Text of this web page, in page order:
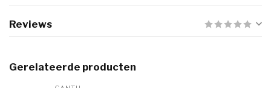
Reviews
Gerelateerde producten